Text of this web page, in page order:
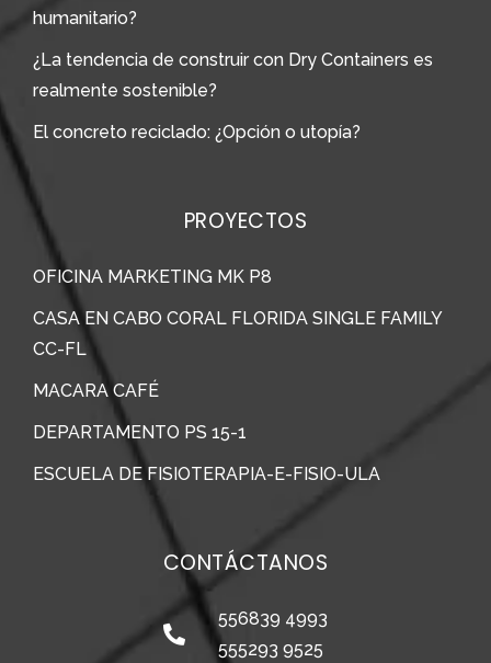
humanitario?
¿La tendencia de construir con Dry Containers es
realmente sostenible?
El concreto reciclado: ¿Opción o utopía?
PROYECTOS
OFICINA MARKETING MK P8
CASA EN CABO CORAL FLORIDA SINGLE FAMILY
CC-FL
MACARA CAFÉ
DEPARTAMENTO PS 15-1
ESCUELA DE FISIOTERAPIA-E-FISIO-ULA
CONTÁCTANOS
556839 4993
555293 9525